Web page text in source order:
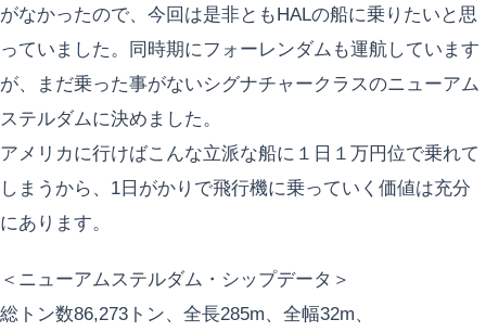
がなかったので、今回は是非ともHALの船に乗りたいと思
っていました。同時期にフォーレンダムも運航しています
が、まだ乗った事がないシグナチャークラスのニューアム
ステルダムに決めました。
アメリカに行けばこんな立派な船に１日１万円位で乗れて
しまうから、1日がかりで飛行機に乗っていく価値は充分
にあります。
＜ニューアムステルダム・シップデータ＞
総トン数86,273トン、全長285m、全幅32m、